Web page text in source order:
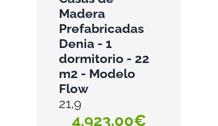
Madera
Prefabricadas
Denia - 1
dormitorio - 22
m2 - Modelo
Flow
21,9
4.923,00€